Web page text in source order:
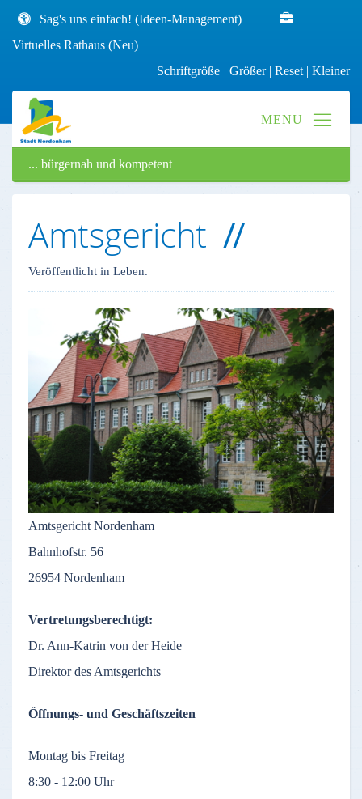
Sag's uns einfach! (Ideen-Management)
Virtuelles Rathaus (Neu)
Schriftgröße Größer| Reset | Kleiner
... bürgernah und kompetent
Amtsgericht
Veröffentlicht in Leben.
Amtsgericht Nordenham
Bahnhofstr. 56
26954 Nordenham
Vertretungsberechtigt:
Dr. Ann-Katrin von der Heide
Direktor des Amtsgerichts
Öffnungs- und Geschäftszeiten
Montag bis Freitag
8:30 - 12:00 Uhr